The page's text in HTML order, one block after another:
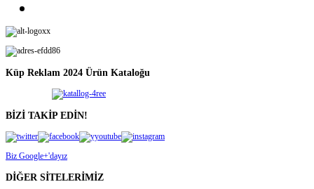
Küp Reklam 2024 Ürün Kataloğu
BİZİ TAKİP EDİN!
Biz Google+'dayız
DİĞER SİTELERİMİZ